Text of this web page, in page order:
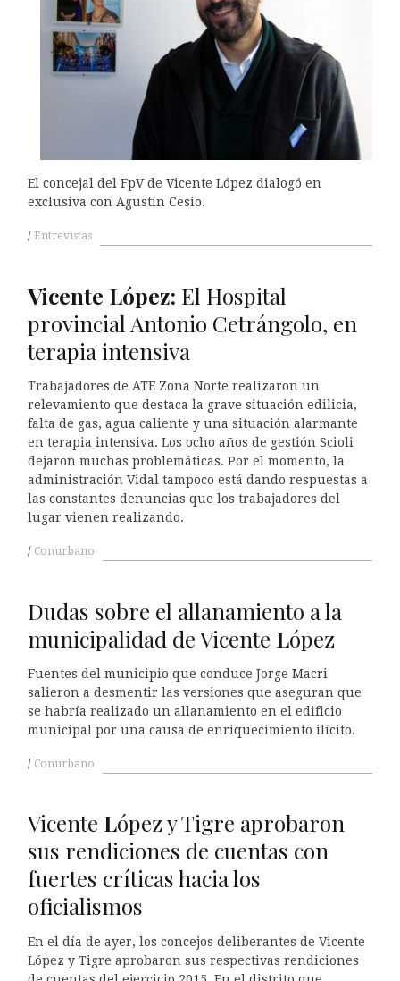
El concejal del FpV de Vicente López dialogó en
exclusiva con Agustín Cesio.
Entrevistas
Vicente López: El Hospital
provincial Antonio Cetrángolo, en
terapia intensiva
Trabajadores de ATE Zona Norte realizaron un
relevamiento que destaca la grave situación edilicia,
falta de gas, agua caliente y una situación alarmante
en terapia intensiva. Los ocho años de gestión Scioli
dejaron muchas problemáticas. Por el momento, la
administración Vidal tampoco está dando respuestas a
las constantes denuncias que los trabajadores del
lugar vienen realizando.
Conurbano
Dudas sobre el allanamiento a la
municipalidad de Vicente López
Fuentes del municipio que conduce Jorge Macri
salieron a desmentir las versiones que aseguran que
se habría realizado un allanamiento en el edificio
municipal por una causa de enriquecimiento ilícito.
Conurbano
Vicente López y Tigre aprobaron
sus rendiciones de cuentas con
fuertes críticas hacia los
oficialismos
En el día de ayer, los concejos deliberantes de Vicente
López y Tigre aprobaron sus respectivas rendiciones